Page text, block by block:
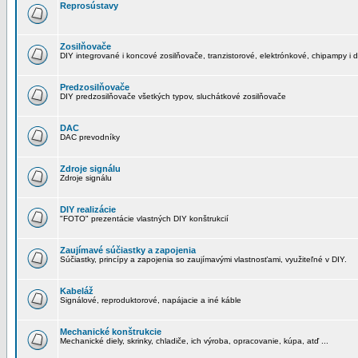
Reprosústavy
Zosilňovače
DIY integrované i koncové zosilňovače, tranzistorové, elektrónkové, chipampy i
Predzosilňovače
DIY predzosilňovače všetkých typov, sluchátkové zosilňovače
DAC
DAC prevodníky
Zdroje signálu
Zdroje signálu
DIY realizácie
"FOTO" prezentácie vlastných DIY konštrukcií
Zaujímavé súčiastky a zapojenia
Súčiastky, princípy a zapojenia so zaujímavými vlastnosťami, využiteľné v DIY.
Kabeláž
Signálové, reproduktorové, napájacie a iné káble
Mechanické konštrukcie
Mechanické diely, skrinky, chladiče, ich výroba, opracovanie, kúpa, atď ...